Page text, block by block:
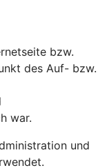
bzw.
des Auf- bzw.
war.
und